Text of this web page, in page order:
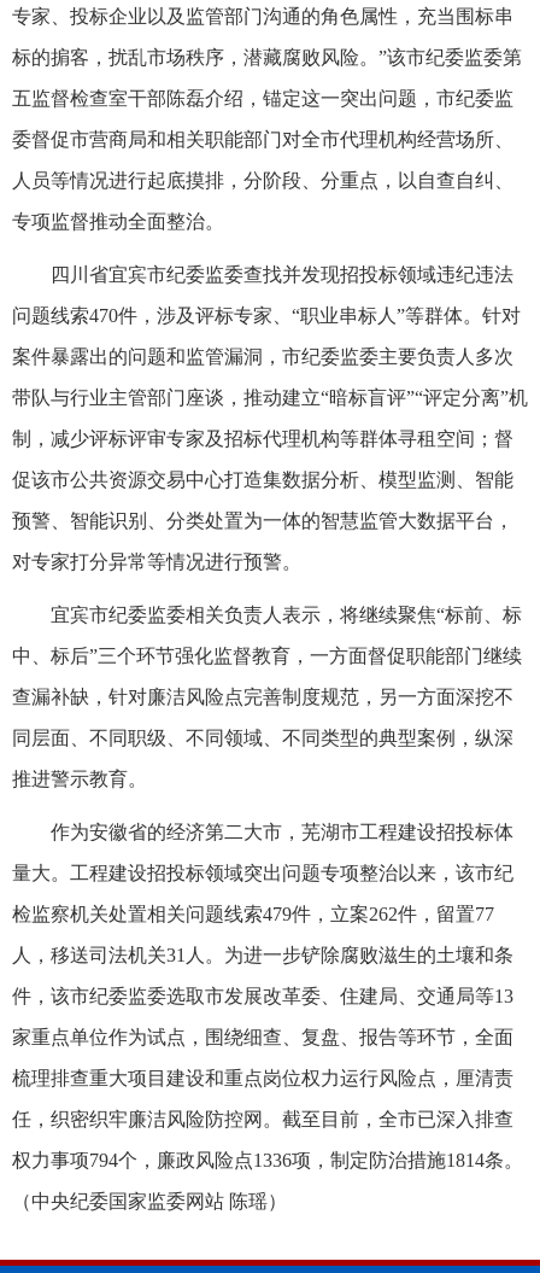
专家、投标企业以及监管部门沟通的角色属性，充当围标串
标的掮客，扰乱市场秩序，潜藏腐败风险。”该市纪委监委第
五监督检查室干部陈磊介绍，锚定这一突出问题，市纪委监
委督促市营商局和相关职能部门对全市代理机构经营场所、
人员等情况进行起底摸排，分阶段、分重点，以自查自纠、
专项监督推动全面整治。
四川省宜宾市纪委监委查找并发现招投标领域违纪违法
问题线索470件，涉及评标专家、“职业串标人”等群体。针对
案件暴露出的问题和监管漏洞，市纪委监委主要负责人多次
带队与行业主管部门座谈，推动建立“暗标盲评”“评定分离”机
制，减少评标评审专家及招标代理机构等群体寻租空间；督
促该市公共资源交易中心打造集数据分析、模型监测、智能
预警、智能识别、分类处置为一体的智慧监管大数据平台，
对专家打分异常等情况进行预警。
宜宾市纪委监委相关负责人表示，将继续聚焦“标前、标
中、标后”三个环节强化监督教育，一方面督促职能部门继续
查漏补缺，针对廉洁风险点完善制度规范，另一方面深挖不
同层面、不同职级、不同领域、不同类型的典型案例，纵深
推进警示教育。
作为安徽省的经济第二大市，芜湖市工程建设招投标体
量大。工程建设招投标领域突出问题专项整治以来，该市纪
检监察机关处置相关问题线索479件，立案262件，留置77
人，移送司法机关31人。为进一步铲除腐败滋生的土壤和条
件，该市纪委监委选取市发展改革委、住建局、交通局等13
家重点单位作为试点，围绕细查、复盘、报告等环节，全面
梳理排查重大项目建设和重点岗位权力运行风险点，厘清责
任，织密织牢廉洁风险防控网。截至目前，全市已深入排查
权力事项794个，廉政风险点1336项，制定防治措施1814条。
（中央纪委国家监委网站 陈瑶）